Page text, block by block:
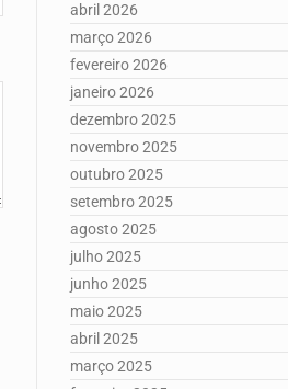
abril 2026
março 2026
fevereiro 2026
janeiro 2026
dezembro 2025
novembro 2025
outubro 2025
setembro 2025
agosto 2025
julho 2025
junho 2025
maio 2025
abril 2025
março 2025